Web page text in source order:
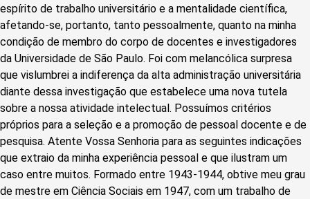
espírito de trabalho universitário e a mentalidade científica,
afetando-se, portanto, tanto pessoalmente, quanto na minha
condição de membro do corpo de docentes e investigadores
da Universidade de São Paulo. Foi com melancólica surpresa
que vislumbrei a indiferença da alta administração universitária
diante dessa investigação que estabelece uma nova tutela
sobre a nossa atividade intelectual. Possuímos critérios
próprios para a seleção e a promoção de pessoal docente e de
pesquisa. Atente Vossa Senhoria para as seguintes indicações
que extraio da minha experiência pessoal e que ilustram um
caso entre muitos. Formado entre 1943-1944, obtive meu grau
de mestre em Ciência Sociais em 1947, com um trabalho de